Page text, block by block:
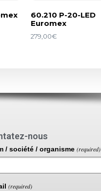
60.210 P-20-LED
Euromex
279,00€
nous
/ société / organisme (required)
(required)